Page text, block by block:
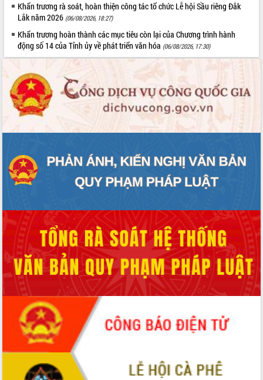
Quyết liệt tháo gỡ vướng mắc, đẩy
nhanh tiến độ các dự án trọng điểm
trong Khu kinh tế Nam Phú Yên
Hòn Yến phát triển du lịch gắn với bảo
tồn biển
Lấy ý kiến điều chỉnh Quy hoạch tỉnh
Đắk Lắk thời kỳ 2021-2030, tầm nhìn
đến năm 2050
Phát động chiến dịch 30 ngày đêm
giải phóng mặt bằng Tuyến đường bộ
ven biển
kinh tế từ 10% trở lên trong Quý
II/2026
Đắk Lắk ký kết thỏa thuận hợp tác về
với Tập đoàn Bưu chính Viễn thông
Việt Nam
Thứ trưởng Bộ Y tế làm việc với tỉnh
Đắk Lắk về phát triển nhân lực y tế
cho trạm y tế cấp xã
Du lịch Đắk Lắk nâng tầm trải nghiệm
du khách thông qua Hệ thống cơ sở dữ
liệu và Bản đồ số
Tập huấn ứng dụng trí tuệ nhân tạo (AI)
trong thương mại điện tử năm 2026
Đoàn đại biểu Quốc hội tỉnh Đắk Lắk
trao đổi thông tin trước Kỳ họp thứ
nhất, Quốc hội khóa XVI
Quyết liệt cải cách hành chính, khơi
Khẩn trương rà soát, hoàn thiện công tác tổ chức Lễ hội Sầu riêng Đắk
Lắk năm 2026 (06/08/2026, 18:27)
Khẩn trương hoàn thành các mục tiêu còn lại của Chương trình hành
động số 14 của Tỉnh ủy về phát triển văn hóa (06/08/2026, 17:30)